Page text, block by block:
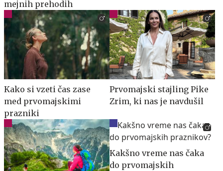
mejnih prehodih
Kako si vzeti čas zase
med prvomajskimi
prazniki
Prvomajski stajling Pike
Zrim, ki nas je navdušil
Kakšno vreme nas čaka
do prvomajskih